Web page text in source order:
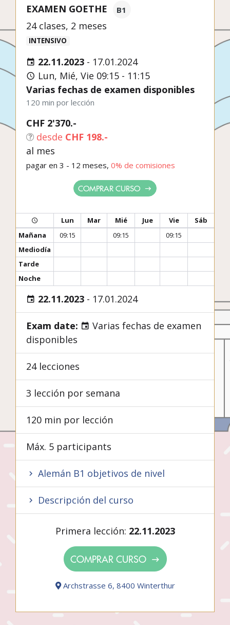
EXAMEN GOETHE
B1
24 clases, 2 meses
INTENSIVO
22.11.2023 - 17.01.2024
Lun, Mié, Vie 09:15 - 11:15
Varias fechas de examen disponibles
120 min por lección
CHF 2'370.-
desde CHF 198.-
al mes
pagar en 3 - 12 meses, 0% de comisiones
COMPRAR CURSO
Lun Mar Mié Jue Vie
Sáb
Mañana
09:15 09:15
09:15
Mediodía
Tarde
Noche
22.11.2023 - 17.01.2024
Exam date:
Varias fechas de examen
disponibles
24 lecciones
3 lección por semana
120 min por lección
Máx. 5 participants
Alemán B1 objetivos de nivel
Descripción del curso
Primera lección: 22.11.2023
COMPRAR CURSO
Archstrasse 6, 8400 Winterthur